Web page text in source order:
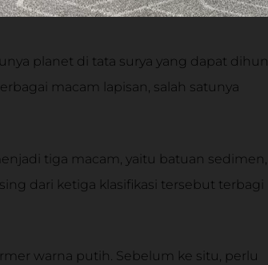
planet di tata surya yang dapat dihuni
macam lapisan, salah satunya
tiga macam, yaitu batuan sedimen,
dari ketiga klasifikasi tersebut terbagi
warna putih. Sebelum ke situ, perlu